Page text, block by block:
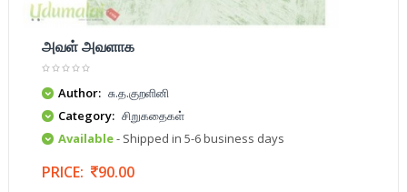
அவள் அவளாக
Author: சு.த.குறளினி
Category: சிறுகதைகள்
Available- Shipped in 5-6 business days
PRICE: 90.00